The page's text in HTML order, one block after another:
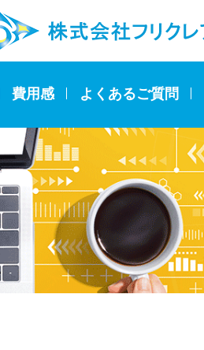
費用感 よくあるご質問